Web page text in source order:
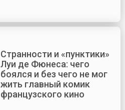
Странности и «пунктики»
Луи де Фюнеса: чего
боялся и без чего не мог
жить главный комик
французского кино